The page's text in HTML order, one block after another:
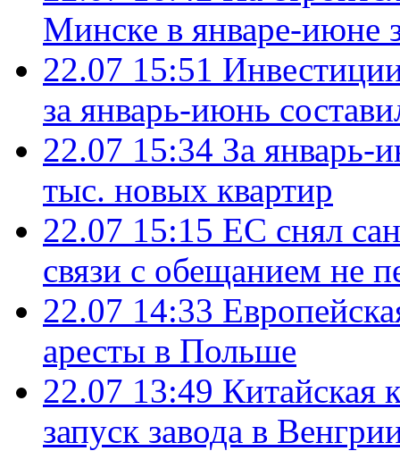
Минске в январе-июне
22.07 15:51
за январь-июнь
22.07 15:34 За январь-
тыс. новых квартир
22.07 15:15 ЕС снял
связи с обещанием не
22.07 14:33
аресты в Польше
22.07 13:49 Китайская
запуск завода в